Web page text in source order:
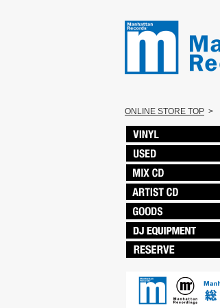
ONLINE STORE TOP >